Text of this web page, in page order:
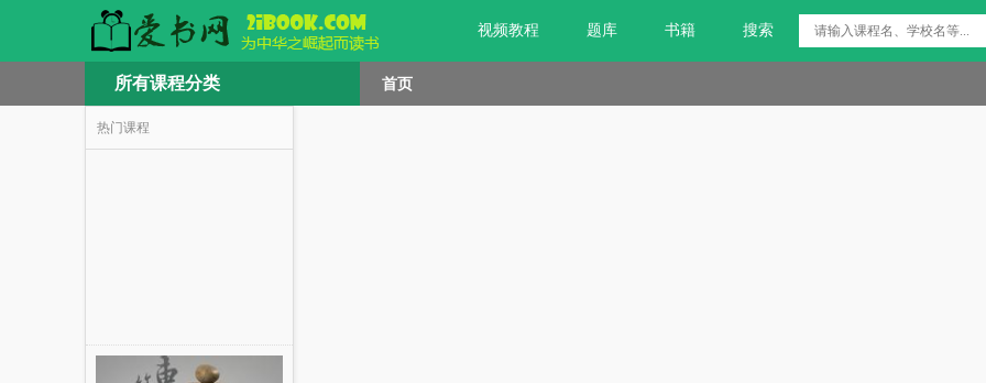
视频教程 题库 书籍 搜索
所有课程分类 首页
热门课程